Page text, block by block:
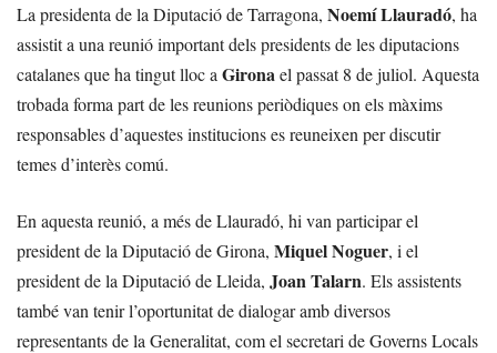
La presidenta de la Diputació de Tarragona, Noemí Llauradó, ha
assistit a una reunió important dels presidents de les diputacions
catalanes que ha tingut lloc a Gironael passat 8 de juliol. Aquesta
trobada forma part de les reunions periòdiques on els màxims
responsables d’aquestes institucions es reuneixen per discutir
temes d’interès comú.
En aquesta reunió, a més de Llauradó, hi van participar el
president de la Diputació de Girona, Miquel Noguer, i el
president de la Diputació de Lleida, Joan Talarn. Els assistents
també van tenir l’oportunitat de dialogar amb diversos
representants de la Generalitat, com el secretari de Governs Locals